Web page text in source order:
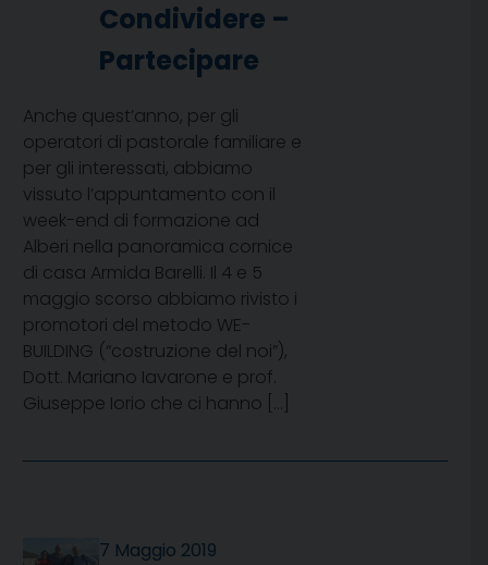
Condividere –
Partecipare
Anche quest’anno, per gli
operatori di pastorale familiare e
per gli interessati, abbiamo
vissuto l’appuntamento con il
week-end di formazione ad
Alberi nella panoramica cornice
di casa Armida Barelli. Il 4 e 5
maggio scorso abbiamo rivisto i
promotori del metodo WE-
BUILDING (“costruzione del noi”),
Dott. Mariano Iavarone e prof.
Giuseppe Iorio che ci hanno […]
7 Maggio 2019